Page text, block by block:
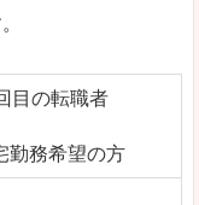
てみる
目の転職者
勤務希望の方